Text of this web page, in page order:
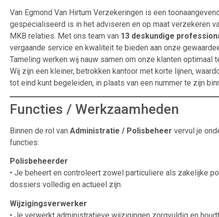
Van Egmond Van Hirtum Verzekeringen is een
gespecialiseerd is in het adviseren en op maat verzekeren
MKB relaties. Met ons team van 13 deskundige
vergaande service en kwaliteit te bieden aan onze
Tameling werken wij nauw samen om onze klanten optimaal
Wij zijn een kleiner, betrokken kantoor met korte lijnen,
tot eind kunt begeleiden, in plaats van een nummer te zijn
Functies / Werkzaamheden
Binnen de rol van Administratie / Polisbeheer vervul je
functies:
Polisbeheerder
• Je beheert en controleert zowel particuliere als zakelijke
dossiers volledig en actueel zijn.
Wijzigingsverwerker
• Je verwerkt administratieve wijzigingen zorgvuldig en